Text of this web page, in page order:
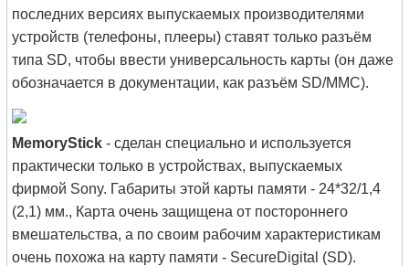
последних версиях выпускаемых производителями
устройств (телефоны, плееры) ставят только разъём
типа SD, чтобы ввести универсальность карты (он даже
обозначается в документации, как разъём SD/MMC).
MemoryStick- сделан специально и используется
практически только в устройствах, выпускаемых
фирмой Sony. Габариты этой карты памяти - 24*32/1,4
(2,1) мм., Карта очень защищена от постороннего
вмешательства, а по своим рабочим характеристикам
очень похожа на карту памяти - SecureDigital (SD).